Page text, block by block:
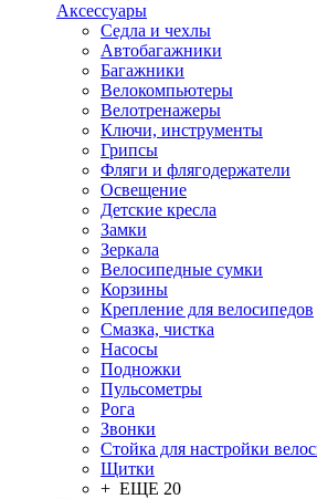
Аксессуары
Седла и чехлы
Автобагажники
Багажники
Велокомпьютеры
Велотренажеры
Ключи, инструменты
Грипсы
Фляги и флягодержатели
Освещение
Детские кресла
Замки
Зеркала
Велосипедные сумки
Корзины
Крепление для велосипедов
Смазка, чистка
Насосы
Подножки
Пульсометры
Рога
Звонки
Стойка для настройки
Щитки
+ ЕЩЕ 20